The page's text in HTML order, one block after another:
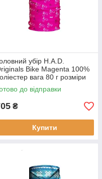
убір H.A.D.
Bike Magenta 100%
вага 80 г розміри
х 25 см стильний аксесуар
активного відпочинк
до відправки
₴
Купити